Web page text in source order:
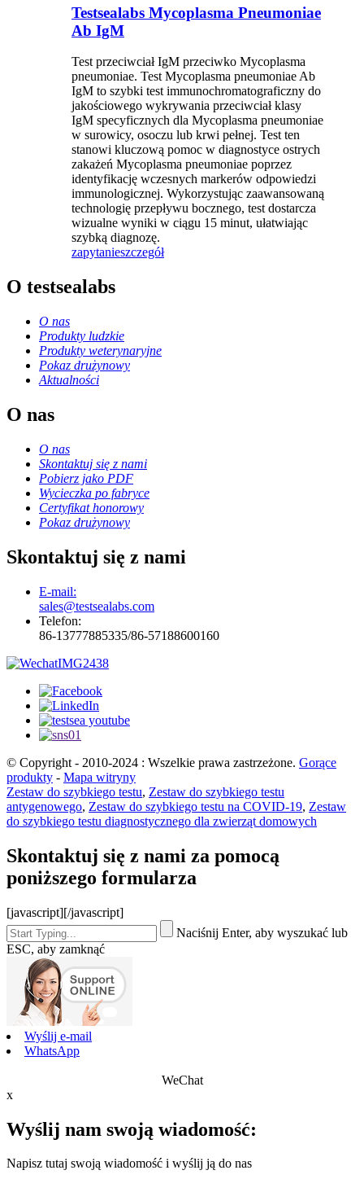
Testsealabs Mycoplasma Pneumoniae
Ab IgM
Test przeciwciał IgM przeciwko Mycoplasma
pneumoniae. Test Mycoplasma pneumoniae Ab
IgM to szybki test immunochromatograficzny do
jakościowego wykrywania przeciwciał klasy
IgM specyficznych dla Mycoplasma pneumoniae
w surowicy, osoczu lub krwi pełnej. Test ten
stanowi kluczową pomoc w diagnostyce ostrych
zakażeń Mycoplasma pneumoniae poprzez
identyfikację wczesnych markerów odpowiedzi
immunologicznej. Wykorzystując zaawansowaną
technologię przepływu bocznego, test dostarcza
wizualne wyniki w ciągu 15 minut, ułatwiając
szybką diagnozę.
zapytanieszczegół
O testsealabs
O nas
Produkty ludzkie
Produkty weterynaryjne
Pokaz drużynowy
Aktualności
O nas
O nas
Skontaktuj się z nami
Pobierz jako PDF
Wycieczka po fabryce
Certyfikat honorowy
Pokaz drużynowy
Skontaktuj się z nami
E-mail:
sales@testsealabs.com
Telefon:
86-13777885335/86-57188600160
© Copyright - 2010-2024 : Wszelkie prawa zastrzeżone. Gorące
produkty - Mapa witryny
Zestaw do szybkiego testu, Zestaw do szybkiego testu
antygenowego, Zestaw do szybkiego testu na COVID-19, Zestaw
do szybkiego testu diagnostycznego dla zwierząt domowych
Skontaktuj się z nami za pomocą
poniższego formularza
[javascript][/javascript]
Naciśnij Enter, aby wyszukać lub
ESC, aby zamknąć
Wyślij e-mail
WhatsApp
WeChat
x
Wyślij nam swoją wiadomość:
Napisz tutaj swoją wiadomość i wyślij ją do nas